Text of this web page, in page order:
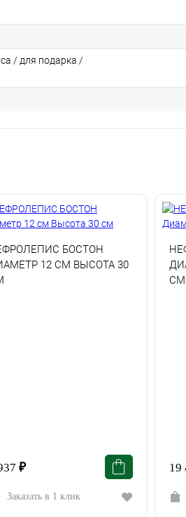
/ для подарка /
БОСТОН
12 СМ ВЫСОТА 30
₽
Заказать в 1 клик
СМ
19